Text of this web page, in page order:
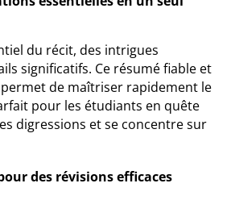
du récit, des intrigues
significatifs. Ce résumé fiable et
de maîtriser rapidement le
pour les étudiants en quête
digressions et se concentre sur
des révisions efficaces